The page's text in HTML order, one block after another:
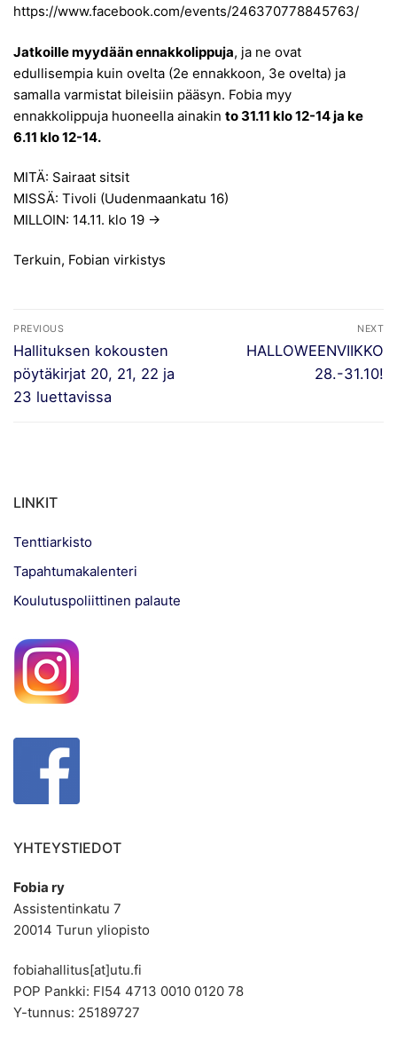
https://www.facebook.com/events/246370778845763/
Jatkoille myydään ennakkolippuja, ja ne ovat
edullisempia kuin ovelta (2e ennakkoon, 3e ovelta) ja
samalla varmistat bileisiin pääsyn. Fobia myy
ennakkolippuja huoneella ainakin to 31.11 klo 12-14 ja ke
6.11 klo 12-14.
MITÄ: Sairaat sitsit
MISSÄ: Tivoli (Uudenmaankatu 16)
MILLOIN: 14.11. klo 19 ->
Terkuin, Fobian virkistys
Artikkelien
selaus
PREVIOUS
Previous
post:
Hallituksen kokousten
pöytäkirjat 20, 21, 22 ja
23 luettavissa
NEXT
Next
HALLOWEENVIIKKO
28.-31.10!
LINKIT
Tenttiarkisto
Tapahtumakalenteri
Koulutuspoliittinen palaute
YHTEYSTIEDOT
Fobia ry
Assistentinkatu 7
20014 Turun yliopisto
fobiahallitus[at]utu.fi
POP Pankki: FI54 4713 0010 0120 78
Y-tunnus: 25189727